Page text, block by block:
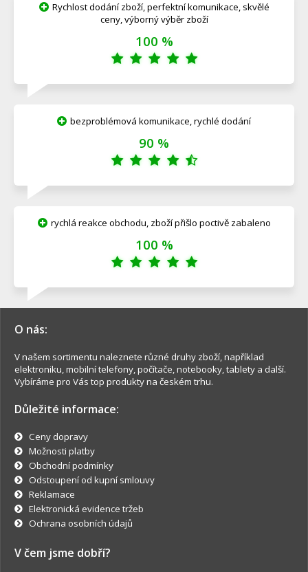
Rychlost dodání zboží, perfektní komunikace, skvělé
ceny, výborný výběr zboží
100 %
bezproblémová komunikace, rychlé dodání
90 %
rychlá reakce obchodu, zboží přišlo poctivě zabaleno
100 %
O nás:
V našem sortimentu naleznete různé druhy zboží, například
elektroniku, mobilní telefony, počítače, notebooky, tablety a další.
Vybíráme pro Vás top produkty na českém trhu.
Důležité informace:
Ceny dopravy
Možnosti platby
Obchodní podmínky
Odstoupení od kupní smlouvy
Reklamace
Elektronická evidence tržeb
Ochrana osobních údajů
V čem jsme dobří?